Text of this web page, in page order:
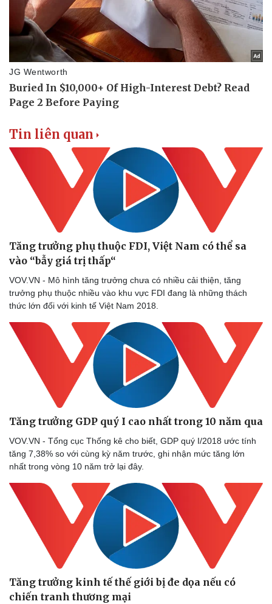
Doanh nghiệp
Thông tin doanh nghiệp
Doanh nghiệp 24h
Doanh nhân
Công nghệ
Tin Công nghệ
Tin liên quan
Tăng trưởng phụ thuộc FDI, Việt Nam có thể sa
vào “bẫy giá trị thấp“
VOV.VN - Mô hình tăng trưởng chưa có nhiều cải thiện, tăng
trưởng phụ thuộc nhiều vào khu vực FDI đang là những thách
thức lớn đối với kinh tế Việt Nam 2018.
Tăng trưởng GDP quý I cao nhất trong 10 năm qua
VOV.VN - Tổng cục Thống kê cho biết, GDP quý I/2018 ước tính
tăng 7,38% so với cùng kỳ năm trước, ghi nhận mức tăng lớn
nhất trong vòng 10 năm trở lại đây.
Tăng trưởng kinh tế thế giới bị đe dọa nếu có
chiến tranh thương mại